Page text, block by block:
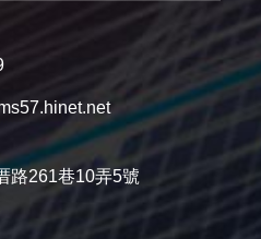
路261巷10弄5號